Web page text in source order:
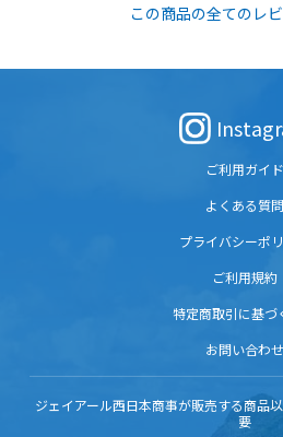
この商品の全てのレ
ご利用ガイド
よくある質問
プライバシーポ
ご利用規約
特定商取引に基づ
お問い合わせ
ジェイアール西日本商事が販売する商品
要